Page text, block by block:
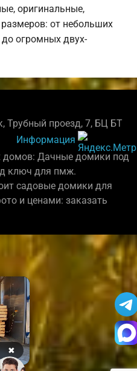
оригинальные,
от небольших
огромных двух-
Трубный проезд, 7, БЦ БТ
Информация
домов: Дачные домики под
ключ для пмж.
садовые домики для
и ценами: заказать
✖